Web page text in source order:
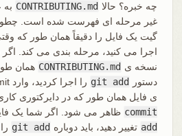
چه خبره؟ حالا CONTRIBUTING.md به
غیر مرحله ای فهرست شده است.
گیت یک فایل را دقیقاً همان طور که
نسخه ی CONTRIBUTING.md همان
دستور
git add
ی فایل همان طور که در دایرکتوری
commit ظاهر می شود. اگر شما یک
add تغییر دهید، باید دوباره git add